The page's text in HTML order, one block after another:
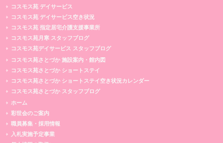
コスモス苑 デイサービス
コスモス苑 デイサービス空き状況
コスモス苑 指定居宅介護支援事業所
コスモス苑月寒 スタッフブログ
コスモス苑デイサービス スタッフブログ
コスモス苑さとづか 施設案内・館内図
コスモス苑さとづか ショートステイ
コスモス苑さとづか ショートステイ空き状況カレンダー
コスモス苑さとづか スタッフブログ
ホーム
彩世会のご案内
職員募集・採用情報
入札実施予定事業